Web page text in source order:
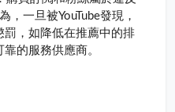
，一旦被YouTube發現，
罰，如降低在推薦中的排
的服務供應商。